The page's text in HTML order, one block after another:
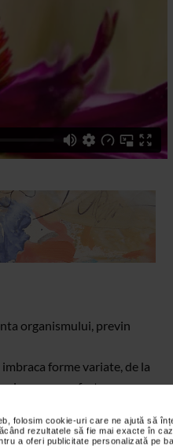
folosim cookie-uri care ne ajută să
rezultatele să fie mai exacte în
a oferi publicitate personalizată pe
organismului, previn
forme variate, de la
sa nu ne afecteze
medicinale sunt un